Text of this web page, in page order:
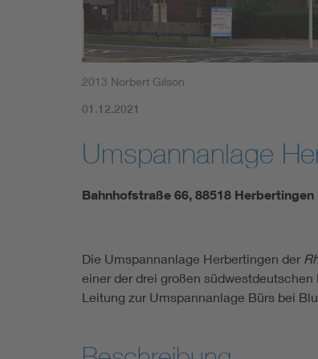
2013 Norbert Gilson
01.12.2021
Umspannanlage
Bahnhofstraße 66, 88518 Herbertingen
Die Umspannanlage Herbertingen der
einer der drei großen
Leitung zur Umspannanlage Bürs bei